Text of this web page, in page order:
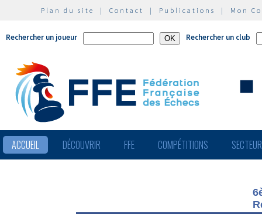
Plan du site | Contact | Publications | Mon
Rechercher un joueur Rechercher un club
ACCUEIL DÉCOUVRIR FFE COMPÉTITIONS